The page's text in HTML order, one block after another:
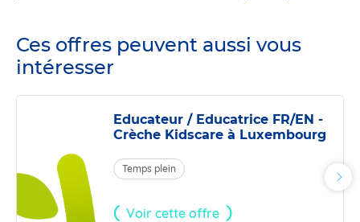
Ces offres peuvent aussi vous
intéresser
Educateur / Educatrice FR/EN -
Crèche Kidscare à Luxembourg
Temps plein
Voir cette offre